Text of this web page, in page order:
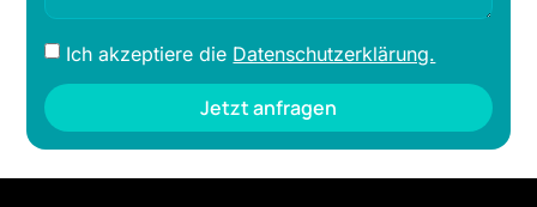
Ich akzeptiere die Datenschutzerklärung.
Jetzt anfragen